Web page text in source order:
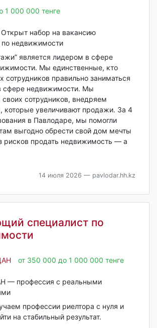
1 000 000 тенге
набор на вакансию
недвижимости
является лидером в сфере
Мы единственные, кто
сотрудников правильно заниматься
сфере недвижимости. Мы
сотрудников, внедряем
которые увеличивают продажи. За 4
в Павлодаре, мы помогли
выгодно обрести свой дом мечты
рисков продать недвижимость — а
14 июля 2026 — pavlodar.hh.kz
специалист по
от 350 000 до 1 000 000 тенге
— профессия с реальными
профессии риелтора с нуля и
на стабильный результат.